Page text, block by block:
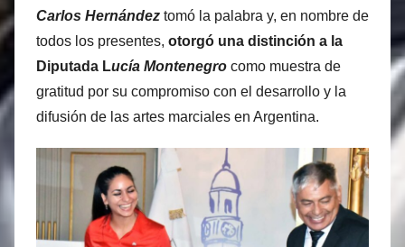
Carlos Hernández tomó la palabra y, en nombre de
todos los presentes, otorgó una distinción a la
Diputada Lucía Montenegro como muestra de
gratitud por su compromiso con el desarrollo y la
difusión de las artes marciales en Argentina.